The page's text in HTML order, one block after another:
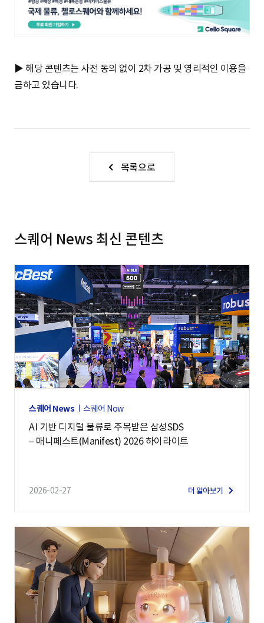
▶ 해당 콘텐츠는 사전 동의 없이 2차 가공 및 영리적인 이용을
금하고 있습니다.
목록으로
스퀘어 News 최신 콘텐츠
스퀘어 News 스퀘어 Now
AI 기반 디지털 물류로 주목받은 삼성SDS
– 매니페스트(Manifest) 2026 하이라이트
2026-02-27 더 알아보기